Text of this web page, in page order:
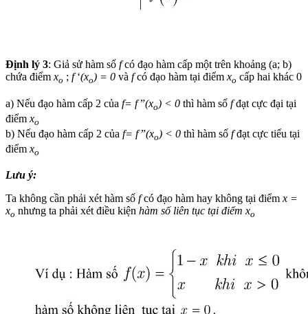
Định lý 3: Giả sử hàm số fcó đạo hàm cấp một trên khoảng (a; b)
chứa điểmxo ; f‘(xo) = 0 và fcó đạo hàm tại điểmxo cấp hai khác 0
a) Nếu đạo hàm cấp 2 của f= f”(xo) < 0 thì hàm số fđạt cực đại tại
điểm xo
b) Nếu đạo hàm cấp 2 của f= f”(xo) < 0 thì hàm số fđạt cực tiểu tại
điểm xo
Lưu ý:
Ta không cần phải xét hàm số fcó đạo hàm hay không tại điểmx =
xo nhưng ta phải xét điều kiện hàm số liên tục tại điểm xo